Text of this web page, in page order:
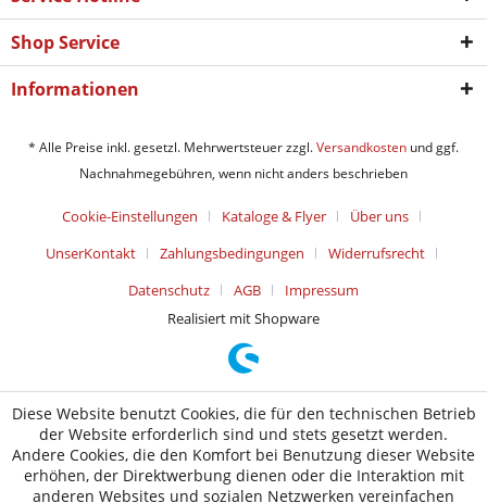
Shop Service
Informationen
* Alle Preise inkl. gesetzl. Mehrwertsteuer zzgl.Versandkosten und ggf.
Nachnahmegebühren, wenn nicht anders beschrieben
Cookie-Einstellungen Kataloge & Flyer
Über uns
UnserKontakt
Zahlungsbedingungen
Widerrufsrecht
Datenschutz
AGB
Impressum
Realisiert mit Shopware
Diese Website benutzt Cookies, die für den technischen Betrieb
der Website erforderlich sind und stets gesetzt werden.
Andere Cookies, die den Komfort bei Benutzung dieser Website
erhöhen, der Direktwerbung dienen oder die Interaktion mit
anderen Websites und sozialen Netzwerken vereinfachen